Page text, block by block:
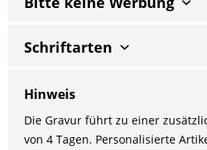
Schriftarten
Hinweis
Die Gravur führt zu einer
von 4 Tagen. Personalisierte